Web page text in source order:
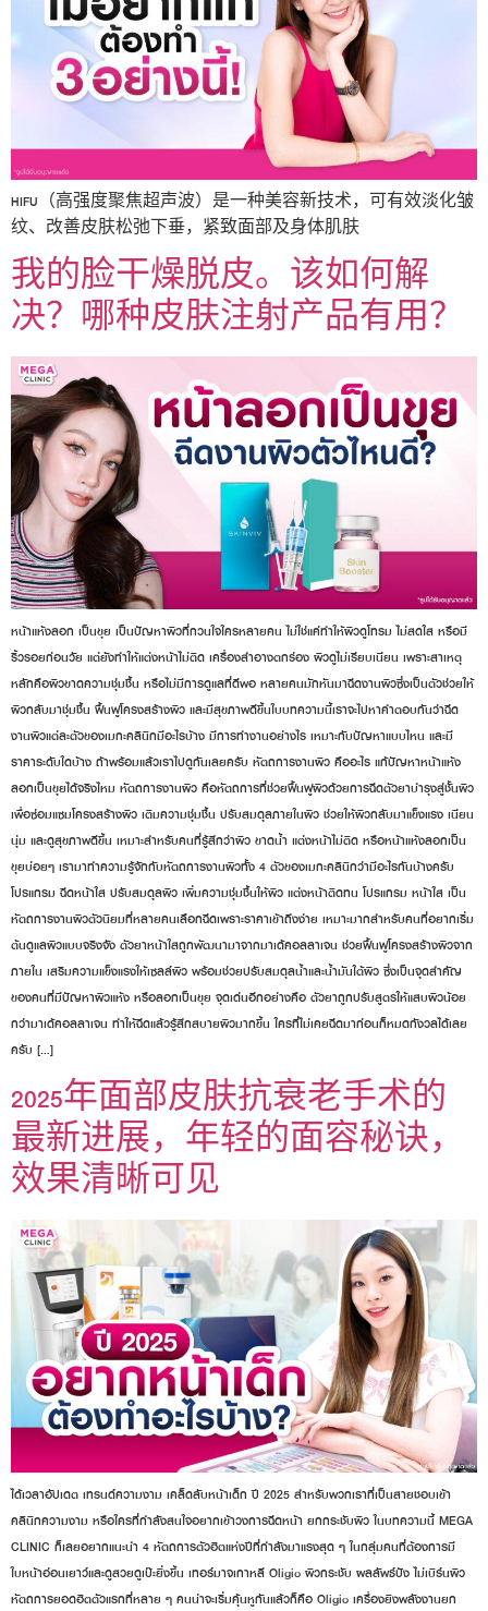
HIFU（高强度聚焦超声波）是一种美容新技术，可有效淡化皱
纹、改善皮肤松弛下垂，紧致面部及身体肌肤
我的脸干燥脱皮。该如何解
决？哪种皮肤注射产品有用？
หน้าแห้งลอก เป็นขุย เป็นปัญหาผิวที่กวนใจใครหลายคน ไม่ใช่แค่ทำให้ผิวดูโทรม ไม่สดใส หรือมี
ริ้วรอยก่อนวัย แต่ยังทำให้แต่งหน้าไม่ติด เครื่องสำอางตกร่อง ผิวดูไม่เรียบเนียน เพราะสาเหตุ
หลักคือผิวขาดความชุ่มชื้น หรือไม่มีการดูแลที่ดีพอ หลายคนมักหันมาฉีดงานผิวซึ่งเป็นตัวช่วยให้
ผิวกลับมาชุ่มชื้น ฟื้นฟูโครงสร้างผิว และมีสุขภาพดีขึ้นใบบทความนี้เราจะไปหาคำตอบกันว่าฉีด
งานผิวแต่ละตัวของเมกะคลินิกมีอะไรบ้าง มีการทำงานอย่างไร เหมาะกับปัญหาแบบไหน และมี
ราคาระดับใดบ้าง ถ้าพร้อมแล้วเราไปดูกันเลยครับ หัตถการงานผิว คืออะไร แก้ปัญหาหน้าแห้ง
ลอกเป็นขุยได้จริงไหม หัตถการงานผิว คือหัตถการที่ช่วยฟื้นฟูผิวด้วยการฉีดตัวยาบำรุงสู่ชั้นผิว
เพื่อซ่อมแซมโครงสร้างผิว เติมความชุ่มชื้น ปรับสมดุลภายในผิว ช่วยให้ผิวกลับมาแข็งแรง เนียน
นุ่ม และดูสุขภาพดีขึ้น เหมาะสำหรับคนที่รู้สึกว่าผิว ขาดน้ำ แต่งหน้าไม่ติด หรือหน้าแห้งลอกเป็น
ขุยบ่อยๆ เรามาทำความรู้จักกับหัตถการงานผิวทั้ง 4 ตัวของเมกะคลินิกว่ามีอะไรกันบ้างครับ
โปรแกรม ฉีดหน้าใส ปรับสมดุลผิว เพิ่มความชุ่มชื้นให้ผิว แต่งหน้าติดทน โปรแกรม หน้าใส เป็น
หัตถการงานผิวตัวนิยมที่หลายคนเลือกฉีดเพราะราคาเข้าถึงง่าย เหมาะมากสำหรับคนที่อยากเริ่ม
ต้นดูแลผิวแบบจริงจัง ตัวยาหน้าใสถูกพัฒนามาจากมาเด้คอลลาเจน ช่วยฟื้นฟูโครงสร้างผิวจาก
ภายใน เสริมความแข็งแรงให้เซลล์ผิว พร้อมช่วยปรับสมดุลน้ำและน้ำมันใต้ผิว ซึ่งเป็นจุดสำคัญ
ของคนที่มีปัญหาผิวแห้ง หรือลอกเป็นขุย จุดเด่นอีกอย่างคือ ตัวยาถูกปรับสูตรให้แสบผิวน้อย
กว่ามาเด้คอลลาเจน ทำให้ฉีดแล้วรู้สึกสบายผิวมากขึ้น ใครที่ไม่เคยฉีดมาก่อนก็หมดกังวลได้เลย
ครับ […]
2025年面部皮肤抗衰老手术的
最新进展，年轻的面容秘诀，
效果清晰可见
ได้เวลาอัปเดต เทรนด์ความงาม เคล็ดลับหน้าเด็ก ปี 2025 สำหรับพวกเราที่เป็นสายชอบเข้า
คลินิกความงาม หรือใครที่กำลังสนใจอยากเข้าวงการฉีดหน้า ยกกระชับผิว ในบทความนี้ MEGA
CLINIC ก็เลยอยากแนะนำ 4 หัตถการตัวฮิตแห่งปีที่กำลังมาแรงสุด ๆ ในกลุ่มคนที่ต้องการมี
ใบหน้าอ่อนเยาว์และดูสวยดูเป๊ะยิ่งขึ้น เทอร์มาจเกาหลี Oligio ผิวกระชับ ผลลัพธ์ปัง ไม่เบิร์นผิว
หัตถการยอดฮิตตัวแรกที่หลาย ๆ คนน่าจะเริ่มคุ้นหูกันแล้วก็คือ Oligio เครื่องยิงพลังงานยก